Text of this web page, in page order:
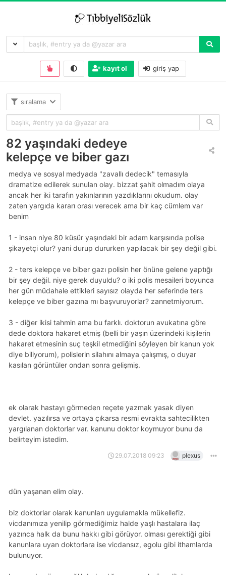
kayıt ol giriş yap
sıralama
82 yaşındaki dedeye
kelepçe ve biber gazı
medya ve sosyal medyada "zavallı dedecik" temasıyla
dramatize edilerek sunulan olay. bizzat şahit olmadım olaya
ancak her iki tarafın yakınlarının yazdıklarını okudum. olay
zaten yargıda kararı orası verecek ama bir kaç cümlem var
benim
1 - insan niye 80 küsür yaşındaki bir adam karşısında polise
şikayetçi olur? yani durup dururken yapılacak bir şey değil gibi.
2 - ters kelepçe ve biber gazı polisin her önüne gelene yaptığı
bir şey değil. niye gerek duyuldu? o iki polis mesaileri boyunca
her gün müdahale ettikleri sayısız olayda her seferinde ters
kelepçe ve biber gazına mı başvuruyorlar? zannetmiyorum.
3 - diğer ikisi tahmin ama bu farklı. doktorun avukatına göre
dede doktora hakaret etmiş (belli bir yaşın üzerindeki kişilerin
hakaret etmesinin suç teşkil etmediğini söyleyen bir kanun yok
diye biliyorum), polislerin silahını almaya çalışmış, o duyar
kasılan görüntüler ondan sonra gelişmiş.
ek olarak hastayı görmeden reçete yazmak yasak diyen
devlet. yazılırsa ve ortaya çıkarsa resmi evrakta sahtecilikten
yargılanan doktorlar var. kanunu doktor koymuyor bunu da
belirteyim istedim.
29.07.2018 09:23 plexus
dün yaşanan elim olay.
biz doktorlar olarak kanunları uygulamakla mükellefiz.
vicdanımıza yenilip görmediğimiz halde yaşlı hastalara ilaç
yazınca halk da bunu hakkı gibi görüyor. olması gerektiği gibi
kanunlara uyan doktorlara ise vicdansız, egolu gibi ithamlarda
bulunuyor.